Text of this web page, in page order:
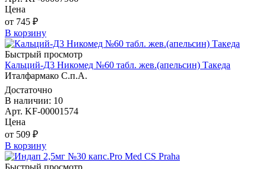
Цена
от 745 ₽
В корзину
Быстрый просмотр
Кальций-Д3 Никомед №60 табл. жев.(апельсин) Такеда
Италфармако С.п.А.
Достаточно
В наличии: 10
Арт. KF-00001574
Цена
от 509 ₽
В корзину